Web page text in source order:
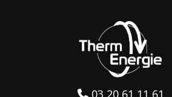
03 20 61 11 61